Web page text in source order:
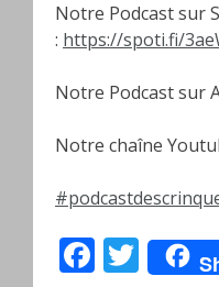
Notre Podcast sur
: https://spoti.fi/
Notre Podcast sur
Notre chaîne